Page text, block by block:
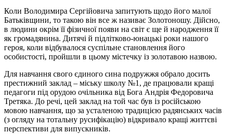
Коли Володимира Сергійовича запитують щодо його малої
Батьківщини, то такою він все ж називає Золотоношу. Дійсно,
в людини окрім її фізичної появи на світ є ще й народження її
як громадянина. Дитячі й підлітково-юнацькі роки нашого
героя, коли відбувалося суспільне становлення його
особистості, пройшли в цьому містечку із золотавою назвою.
Для навчання свого єдиного сина подружжя обрало досить
престижний заклад – міську школу №1, де працювали кращі
педагоги під орудою очільника від Бога Андрія Федоровича
Третяка. До речі, цей заклад на той час був із російською
мовою навчання, що за усталеною традицією радянських часів
(з огляду на тотальну русифікацію) відкривало кращі життєві
перспективи для випускників.